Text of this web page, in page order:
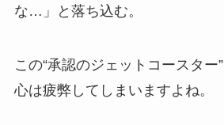
な…」と落ち込む。
この“承認のジェットコースター
心は疲弊してしまいますよね。